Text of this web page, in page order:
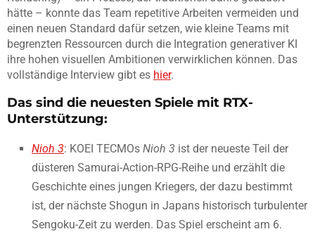
hätte – konnte das Team repetitive Arbeiten vermeiden und
einen neuen Standard dafür setzen, wie kleine Teams mit
begrenzten Ressourcen durch die Integration generativer KI
ihre hohen visuellen Ambitionen verwirklichen können. Das
vollständige Interview gibt es hier.
Das sind die neuesten Spiele mit RTX-
Unterstützung:
Nioh 3: KOEI TECMOs Nioh 3 ist der neueste Teil der
düsteren Samurai-Action-RPG-Reihe und erzählt die
Geschichte eines jungen Kriegers, der dazu bestimmt
ist, der nächste Shogun in Japans historisch turbulenter
Sengoku-Zeit zu werden. Das Spiel erscheint am 6.